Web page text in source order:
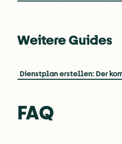
Weitere Guides
Dienstplan erstellen: Der
FAQ